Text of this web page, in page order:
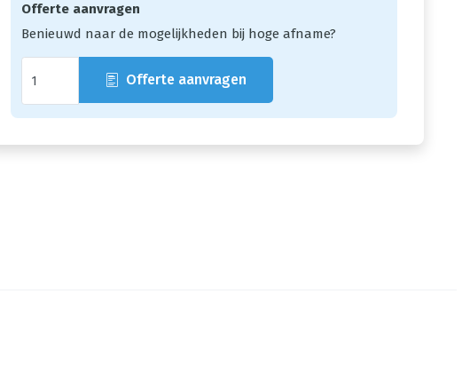
Offerte aanvragen
Benieuwd naar de mogelijkheden bij hoge afname?
Offerte aanvragen